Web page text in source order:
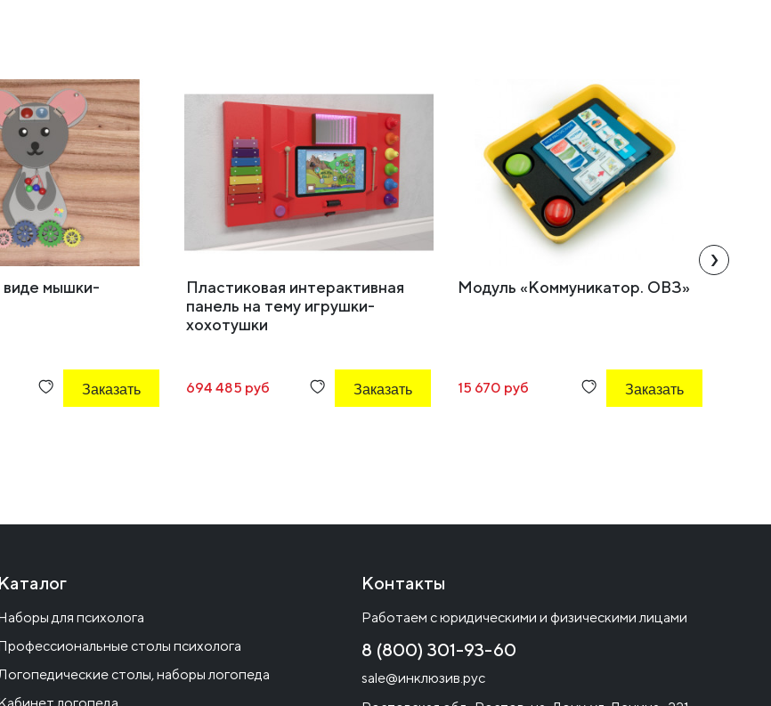
виде мышки-
Заказать
Пластиковая интерактивная
панель на тему игрушки-
хохотушки
694 485 руб Заказать
Модуль «Коммуникатор. ОВЗ»
15 670 руб Заказать
›
Каталог
для психолога
столы психолога
столы, наборы логопеда
Контакты
Работаем с юридическими и физическими лицами
8 (800) 301-93-60
sale@инклюзив.рус